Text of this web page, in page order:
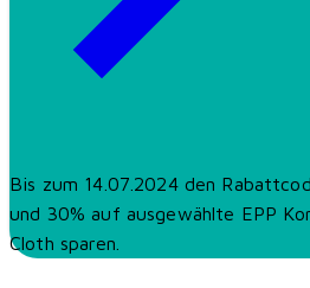
Bis zum 14.07.2024 den
und 30% auf ausgewählte EPP
Cloth sparen.